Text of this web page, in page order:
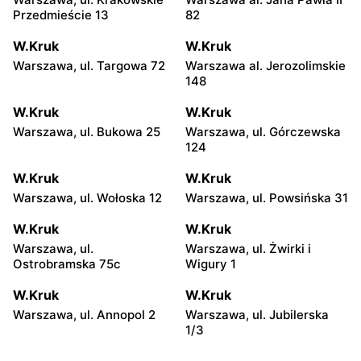
Przedmieście 13
82
W.Kruk
Warszawa, ul. Targowa 72
W.Kruk
Warszawa al. Jerozolimskie
148
W.Kruk
Warszawa, ul. Bukowa 25
W.Kruk
Warszawa, ul. Górczewska
124
W.Kruk
Warszawa, ul. Wołoska 12
W.Kruk
Warszawa, ul. Powsińska 31
W.Kruk
Warszawa, ul.
Ostrobramska 75c
W.Kruk
Warszawa, ul. Żwirki i
Wigury 1
W.Kruk
Warszawa, ul. Annopol 2
W.Kruk
Warszawa, ul. Jubilerska
1/3